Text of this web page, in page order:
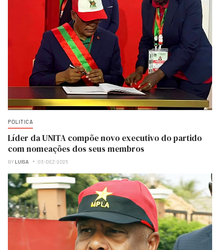
POLITICA
Líder da UNITA compõe novo executivo do partido
com nomeações dos seus membros
BY LUISA 03-DEZ-2025